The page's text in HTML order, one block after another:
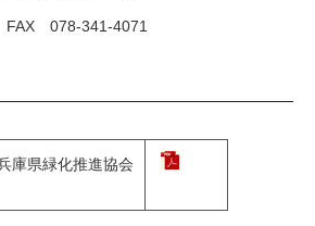
078-341-4071
庫県緑化推進協会